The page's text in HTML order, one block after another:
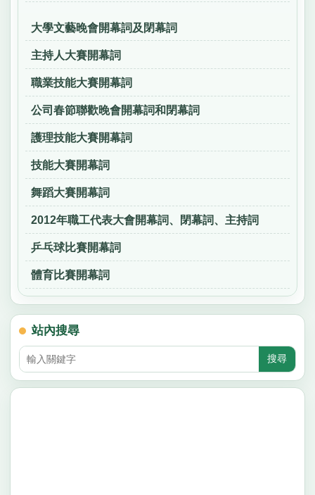
大學文藝晚會開幕詞及閉幕詞
主持人大賽開幕詞
職業技能大賽開幕詞
公司春節聯歡晚會開幕詞和閉幕詞
護理技能大賽開幕詞
技能大賽開幕詞
舞蹈大賽開幕詞
2012年職工代表大會開幕詞、閉幕詞、主持詞
乒乓球比賽開幕詞
體育比賽開幕詞
站內搜尋